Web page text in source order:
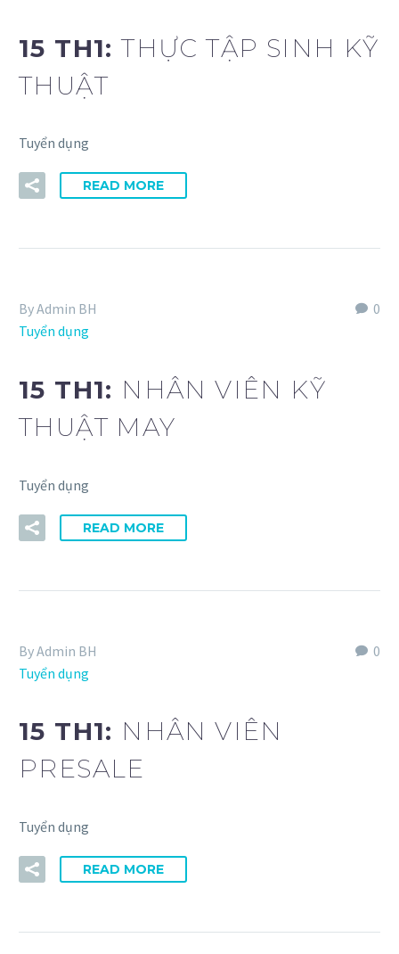
15 TH1:THỰC TẬP SINH KỸ
THUẬT
Tuyển dụng
READ MORE
0
By Admin BH
Tuyển dụng
15 TH1: NHÂN VIÊN KỸ
THUẬT MAY
Tuyển dụng
READ MORE
0
By Admin BH
Tuyển dụng
15 TH1: NHÂN VIÊN
PRESALE
Tuyển dụng
READ MORE